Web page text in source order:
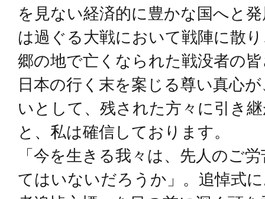
を見ない経済的に豊かな国へと
は過ぐる大戦において戦陣に散
郷の地で亡くなられた戦没者の
日本の行く末を案じる尊い真心
いとして、残された方々に引き
と、私は確信しております。
「今を生きる我々は、先人のご
てはいないだろうか」。追悼式